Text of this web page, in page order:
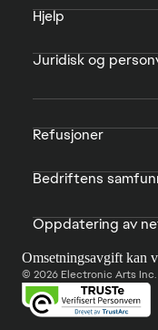
Hjelp
Juridisk og
Refusjoner
Bedriftens
Oppdatering av
Omsetningsavgift kan
© 2026 Electronic Arts Inc.